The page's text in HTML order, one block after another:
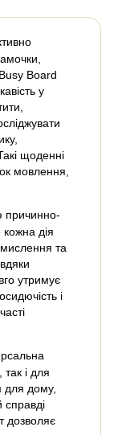
Board
у
щоденні
мовлення,
причинно-
кожна дія
та
утримує
і
так і для
для дому,
дозволяє